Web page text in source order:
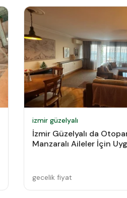
izmir güzelyalı
İzmir Güzelyalı da
Manzaralı Aileler İçin
gecelik fiyat